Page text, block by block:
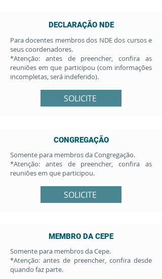
DECLARAÇÃO NDE
Para docentes membros dos NDE dos cursos e
seus coordenadores.
*Atenção: antes de preencher, confira as
reuniões em que participou (com informações
incompletas, será indeferido).
SOLICITE
CONGREGAÇÃO
Somente para membros da Congregação.
*Atenção: antes de preencher, confira as
reuniões em que participou.
SOLICITE
MEMBRO DA CEPE
Somente para membros da Cepe.
*Atenção: antes de preencher, confira desde
quando faz parte.